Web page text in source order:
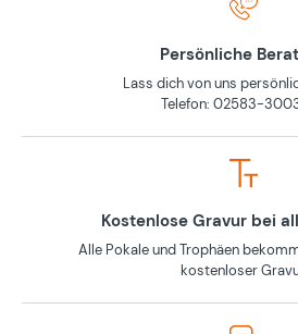
Persönliche
Lass dich von uns
Telefon: 02583-
Kostenlose Gravur bei
Alle Pokale und Trophäen
kostenloser